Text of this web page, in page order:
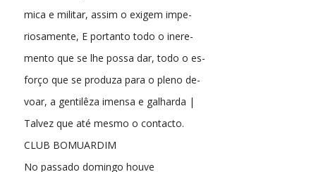
mica e militar, assim o exigem impe-
riosamente, E portanto todo o inere-
mento que se lhe possa dar, todo o es-
forço que se produza para o pleno de-
voar, a gentilêza imensa e galharda |
Talvez que até mesmo o contacto.
CLUB BOMUARDIM
No passado domingo houve